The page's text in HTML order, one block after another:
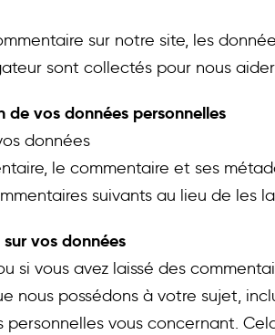
sur notre site, les
sont collectés pour nous
de vos données personnelles
données
le commentaire et ses
suivants au lieu de les
vos données
si vous avez laissé des
nous possédons à votre sujet,
personnelles vous concernant.